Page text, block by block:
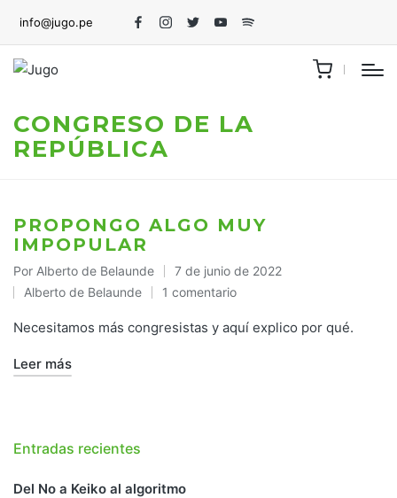
info@jugo.pe
FacebookInstagram
TwitterYoutubeSpotify
CONGRESO DE LA
REPÚBLICA
PROPONGO ALGO MUY
IMPOPULAR
Publicado
por
Por Alberto de Belaunde 7 de junio de 2022
Publicado
en
Alberto de Belaunde 1 comentario
Necesitamos más congresistas y aquí explico por qué.
Leer más
Entradas recientes
Del No a Keiko al algoritmo